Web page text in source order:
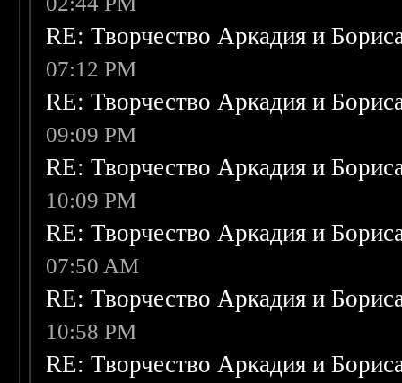
RE: Творчество Аркадия и
07:12 PM
RE: Творчество Аркадия и
09:09 PM
RE: Творчество Аркадия и
10:09 PM
RE: Творчество Аркадия и
07:50 AM
RE: Творчество Аркадия и
10:58 PM
RE: Творчество Аркадия и